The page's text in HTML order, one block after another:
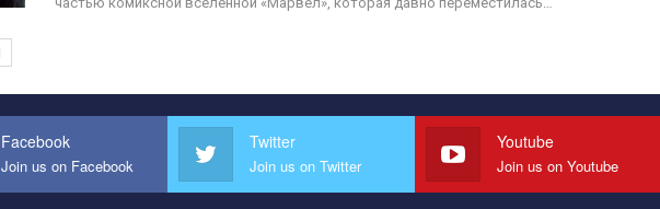
Facebook
Join us on Facebook
Twitter
Join us on Twitter
Youtube
Join us on Youtube